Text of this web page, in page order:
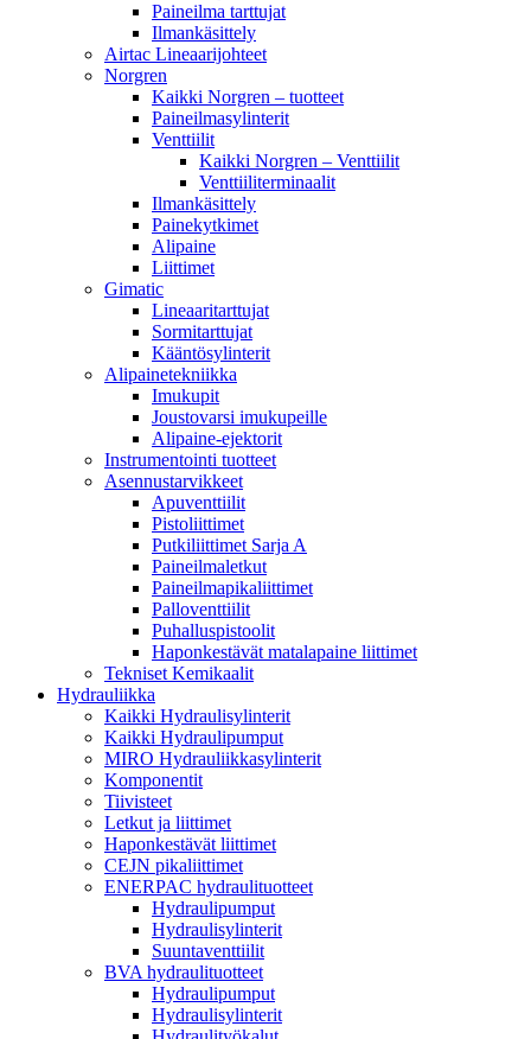
Paineilma tarttujat
Ilmankäsittely
Airtac Lineaarijohteet
Norgren
Kaikki Norgren – tuotteet
Paineilmasylinterit
Venttiilit
Kaikki Norgren – Venttiilit
Venttiiliterminaalit
Ilmankäsittely
Painekytkimet
Alipaine
Liittimet
Gimatic
Lineaaritarttujat
Sormitarttujat
Kääntösylinterit
Alipainetekniikka
Imukupit
Joustovarsi imukupeille
Alipaine-ejektorit
Instrumentointi tuotteet
Asennustarvikkeet
Apuventtiilit
Pistoliittimet
Putkiliittimet Sarja A
Paineilmaletkut
Paineilmapikaliittimet
Palloventtiilit
Puhalluspistoolit
Haponkestävät matalapaine liittimet
Tekniset Kemikaalit
Hydrauliikka
Kaikki Hydraulisylinterit
Kaikki Hydraulipumput
MIRO Hydrauliikkasylinterit
Komponentit
Tiivisteet
Letkut ja liittimet
Haponkestävät liittimet
CEJN pikaliittimet
ENERPAC hydraulituotteet
Hydraulipumput
Hydraulisylinterit
Suuntaventtiilit
BVA hydraulituotteet
Hydraulipumput
Hydraulisylinterit